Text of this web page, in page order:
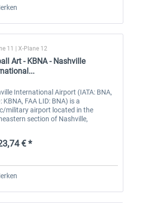
39,95 € *
11 | X-Plane 12
Art - KBNA - Nashville
International Airport (IATA: BNA,
KBNA, FAA LID: BNA) is a
military airport located in the
section of Nashville,
its original name was Berry Field,
€ *